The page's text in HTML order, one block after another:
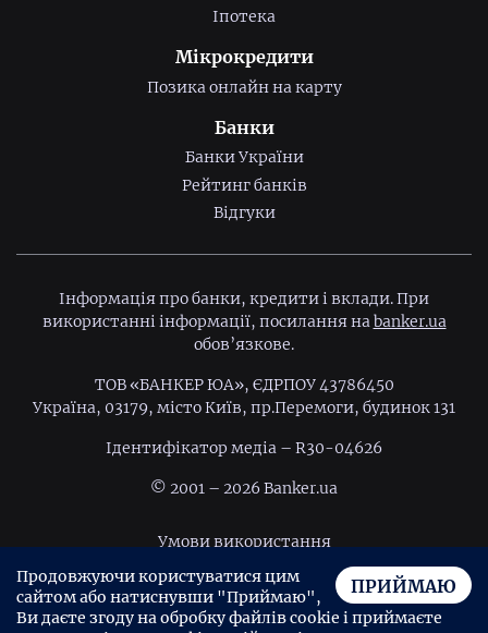
Іпотека
Мікрокредити
Позика онлайн на карту
Банки
Банки України
Рейтинг банків
Відгуки
Інформація про банки, кредити і вклади. При
використанні інформації, посилання наbanker.ua
обов’язкове.
ТОВ «БАНКЕР ЮА», ЄДРПОУ 43786450
Україна, 03179, місто Київ, пр.Перемоги, будинок 131
Ідентифiкатор медiа – R30-04626
© 2001 – 2026 Banker.ua
Умови використання
Політика конфіденційності
Угода користувача
ПРИЙМАЮ
Продовжуючи користуватися цим
сайтом або натиснувши "Приймаю",
Ви даєте згоду на обробку файлів cookie і приймаєте